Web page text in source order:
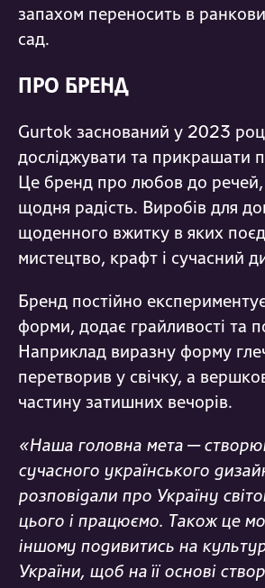
запахом переносить в
сад.
ПРО БРЕНД
Gurtok заснований у 2023
досліджувати та прикрашати
Це бренд про любов до речей,
щодня радість. Виробів для
щоденного вжитку в яких
мистецтво, крафт і сучасний
Бренд постійно
форми, додає грайливості та
Наприклад виразну форму
перетворив у свічку, а
частину затишних вечорів.
«Наша головна мета —
сучасного українського
розповідали про Україну світ
цього і працюємо. Також це
іншому подивитись на
України, щоб на її основі